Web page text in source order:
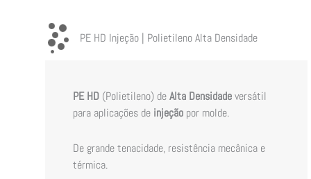
PE HD Injeção | Polietileno Alta Densidade
PE HD (Polietileno) deAlta Densidadeversátil
para aplicações de injeção por molde.
De grande tenacidade, resistência mecânica e
térmica.